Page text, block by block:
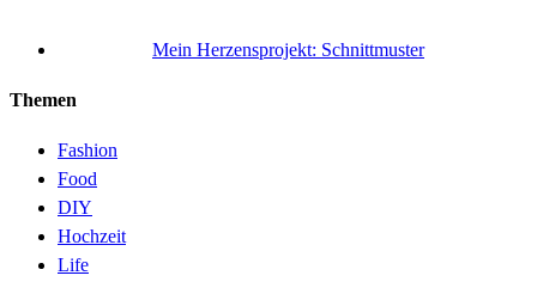
Mein Herzensprojekt: Schnittmuster
Themen
Fashion
Food
DIY
Hochzeit
Life